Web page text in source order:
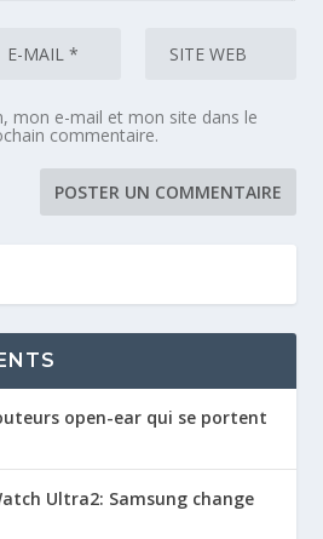
mon e-mail et mon site dans le
commentaire.
open-ear qui se portent
Ultra2: Samsung change